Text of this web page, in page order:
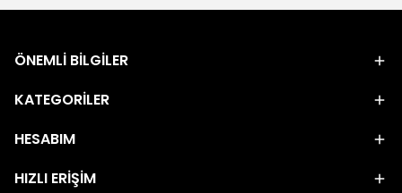
ÖNEMLİ BİLGİLER
KATEGORİLER
HESABIM
HIZLI ERİŞİM